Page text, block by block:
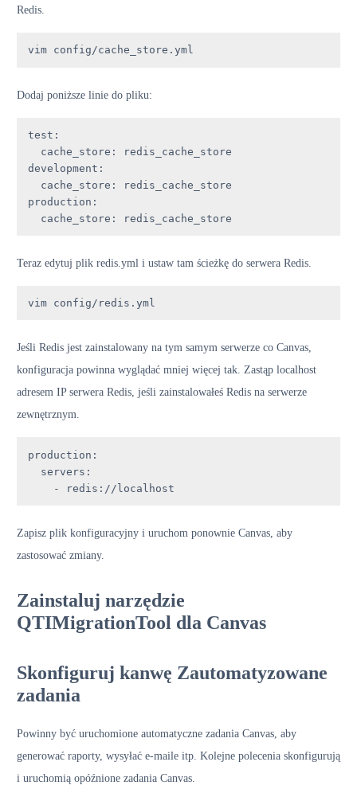
Redis.
vim config/cache_store.yml
Dodaj poniższe linie do pliku:
test :
cache_store :
redis_cache_store
development :
cache_store :
redis_cache_store
production :
cache_store : redis_cache_store
Teraz edytuj plik redis.yml i ustaw tam ścieżkę do serwera Redis.
vim config/redis.yml
Jeśli Redis jest zainstalowany na tym samym serwerze co Canvas,
konfiguracja powinna wyglądać mniej więcej tak. Zastąp localhost
adresem IP serwera Redis, jeśli zainstalowałeś Redis na serwerze
zewnętrznym.
production :
servers :
    -
Zapisz plik konfiguracyjny i uruchom ponownie Canvas, aby
zastosować zmiany.
Zainstaluj narzędzie
QTIMigrationTool dla Canvas
Skonfiguruj kanwę Zautomatyzowane
zadania
Powinny być uruchomione automatyczne zadania Canvas, aby
generować raporty, wysyłać e-maile itp. Kolejne polecenia skonfigurują
i uruchomią opóźnione zadania Canvas.